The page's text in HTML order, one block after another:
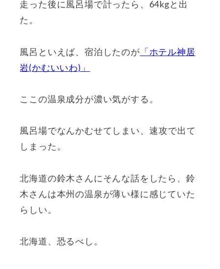
走った後に風呂場で計ったら、64kgと出
た。
風呂といえば、宿泊したのが 「ホテル神居
岩(かむいいわ)」
ここの温泉成分が濃い気がする。
風呂場でなんかむせてしまい、速攻で出て
しまった。
北海道の鈴木さんにそんな話をしたら、鈴
木さんは本州の温泉が薄い様に感じていた
らしい。
北海道、恐るべし。